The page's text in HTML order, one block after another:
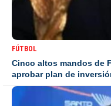
FÚTBOL
Cinco altos mandos de
aprobar plan de